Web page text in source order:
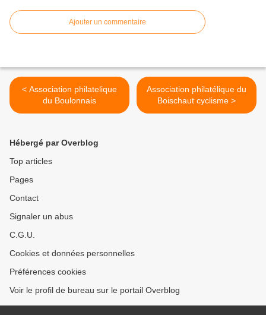
Ajouter un commentaire
< Association philatelique
du Boulonnais
Association philatélique du
Boischaut cyclisme >
Hébergé par Overblog
Top articles
Pages
Contact
Signaler un abus
C.G.U.
Cookies et données personnelles
Préférences cookies
Voir le profil de bureau sur le portail Overblog